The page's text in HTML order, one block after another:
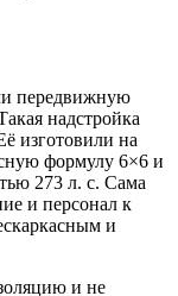
передвижную
надстройка
изготовили на
формулу 6×6 и
273 л. с. Сама
и персонал к
и
и не